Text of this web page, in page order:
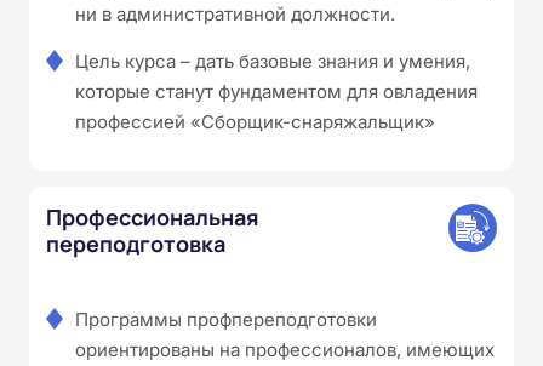
ни в административной должности.
Цель курса – дать базовые знания и умения,
которые станут фундаментом для овладения
профессией «Сборщик-снаряжальщик»
Профессиональная
переподготовка
Программы профпереподготовки
ориентированы на профессионалов, имеющих